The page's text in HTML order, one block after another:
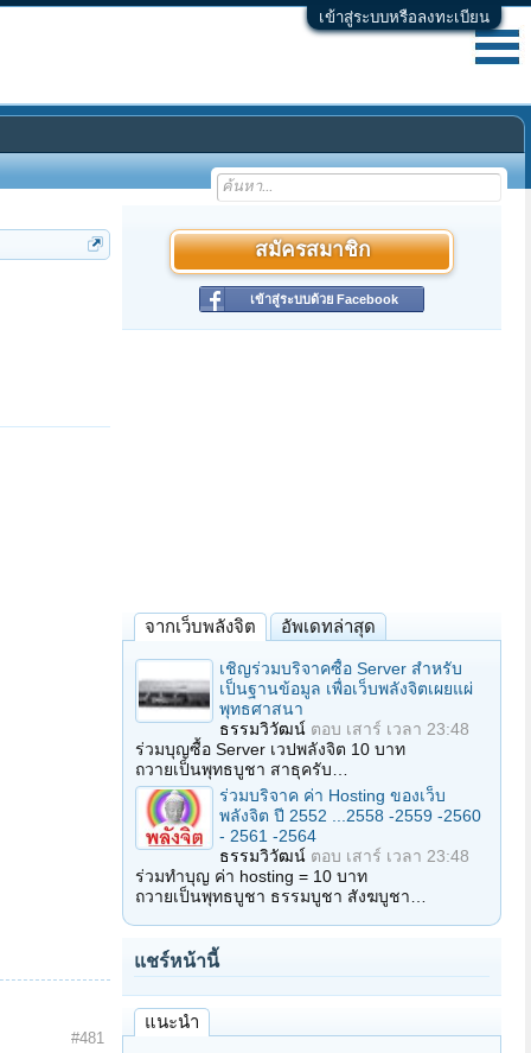
เข้าสู่ระบบหรือลงทะเบียน
#481
สมัครสมาชิก
เข้าสู่ระบบด้วย Facebook
จากเว็บพลังจิต อัพเดทล่าสุด
เชิญร่วมบริจาคซื้อ Server สำหรับ
เป็นฐานข้อมูล เพื่อเว็บพลังจิตเผยแผ่
พุทธศาสนา
ธรรมวิวัฒน์ ตอบ เสาร์ เวลา 23:48
ร่วมบุญซื้อ Server เวปพลังจิต 10 บาท
ถวายเป็นพุทธบูชา สาธุครับ…
ร่วมบริจาค ค่า Hosting ของเว็บ
พลังจิต ปี 2552 ...2558 -2559 -2560
- 2561 -2564
ธรรมวิวัฒน์ ตอบ เสาร์ เวลา 23:48
ร่วมทำบุญ ค่า hosting = 10 บาท
ถวายเป็นพุทธบูชา ธรรมบูชา สังฆบูชา…
แชร์หน้านี้
แนะนำ